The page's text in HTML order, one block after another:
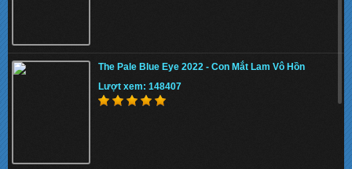
The Pale Blue Eye 2022 - Con Mắt Lam Vô Hồn
Lượt xem: 148407